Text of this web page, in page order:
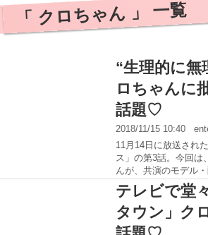
「 クロちゃん 」 一覧
“生理的に無
ロちゃんに
話題♡
2018/11/15 10:40
11月14日に放送され
ス」の第3話。今回は
んが、共演のモデル
テレビで堂
タウン」ク